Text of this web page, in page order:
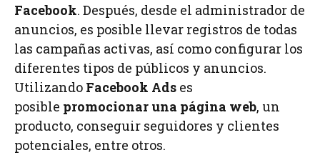
Facebook. Después, desde el administrador de
anuncios, es posible llevar registros de todas
las campañas activas, así como configurar los
diferentes tipos de públicos y anuncios.
Utilizando Facebook Ads es
posible promocionar una página web, un
producto, conseguir seguidores y clientes
potenciales, entre otros.